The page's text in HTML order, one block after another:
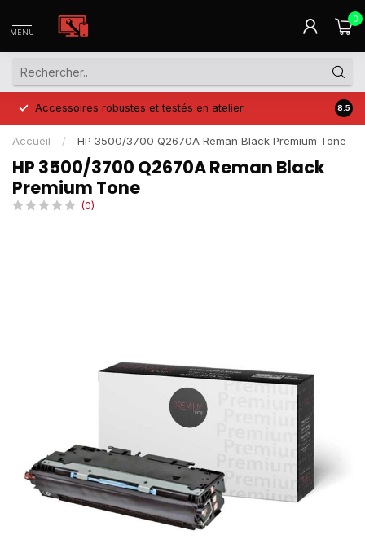
MENU
0
Accessoires robustes et testés en atelier Prix
8.5
Accueil / HP 3500/3700 Q2670A Reman Black Premium Tone
HP 3500/3700 Q2670A Reman Black
Premium Tone
(0)